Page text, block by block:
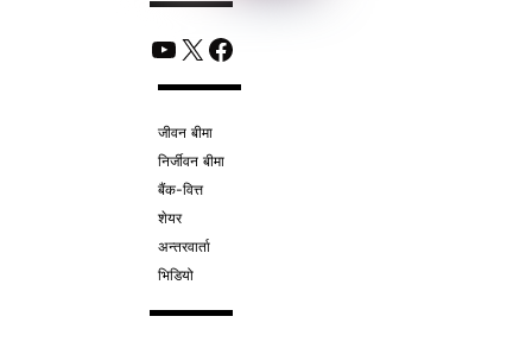
YouTube
X Facebook
जीवन बीमा
निर्जीवन बीमा
बैंक-वित्त
शेयर
अन्तरवार्ता
भिडियो